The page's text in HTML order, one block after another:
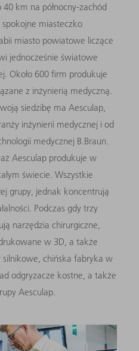
km na północny-zachód
spokojne miasteczko
miasto powiatowe liczące
jednocześnie światowe
Około 600 firm produkuje
z inżynierią medyczną.
siedzibę ma Aesculap,
inżynierii medycznej i od
medycznej B.Braun.
Aesculap produkuje w
świecie. Wszystkie
grupy, jednak koncentrują
Podczas gdy trzy
narzędzia chirurgiczne,
w 3D, a także
chińska fabryka w
odgryzacze kostne, a także
Aesculap.